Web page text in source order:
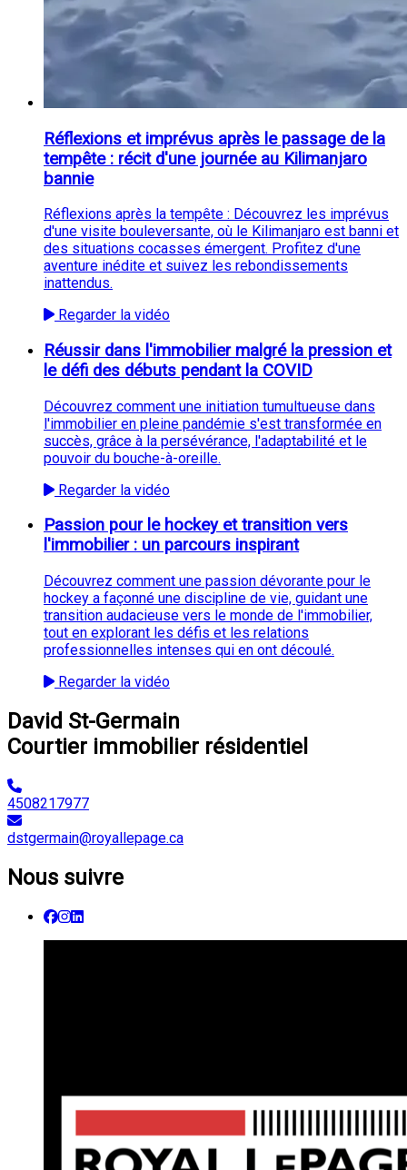
Réflexions et imprévus après le passage de la
tempête : récit d'une journée au Kilimanjaro
bannie
Réflexions après la tempête : Découvrez les imprévus
d'une visite bouleversante, où le Kilimanjaro est banni et
des situations cocasses émergent. Profitez d'une
aventure inédite et suivez les rebondissements
inattendus.
Regarder la vidéo
Réussir dans l'immobilier malgré la pression et
le défi des débuts pendant la COVID
Découvrez comment une initiation tumultueuse dans
l'immobilier en pleine pandémie s'est transformée en
succès, grâce à la persévérance, l'adaptabilité et le
pouvoir du bouche-à-oreille.
Regarder la vidéo
Passion pour le hockey et transition vers
l'immobilier : un parcours inspirant
Découvrez comment une passion dévorante pour le
hockey a façonné une discipline de vie, guidant une
transition audacieuse vers le monde de l'immobilier,
tout en explorant les défis et les relations
professionnelles intenses qui en ont découlé.
Regarder la vidéo
David St-Germain
Courtier immobilier résidentiel
4508217977
dstgermain@royallepage.ca
Nous suivre